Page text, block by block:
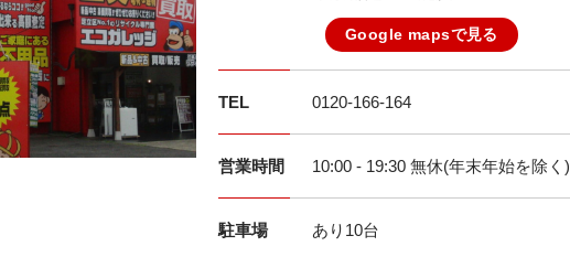
Google mapsで見る
TEL 0120-166-164
営業時間 10:00 - 19:30 無休(年末年始を除く)
駐車場 あり10台